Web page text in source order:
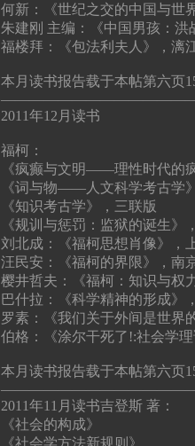
何新：《世纪之交的中国与世
朱建刚 主编：《中国男孩：
福楼拜：《包法利夫人》，漓
本月读书报告载于本帖第六页
2011年12月读书
福柯：
《疯癫与文明——理性时代的
《词与物——人文科学考古学
《知识考古学》，三联版
《规训与惩罚：监狱的诞生》
刘北成：《福柯思想肖像》，
汪民安：《福柯的界限》，南
樱井哲夫：《福柯：知识与权
巴什拉：《科学精神的形成》
罗素：《我们关于外间是世界
伯格：《涂尔干死了!:社会学
本月读书报告载于本帖第六页
2011年11月读书吉登斯 著：
《社会的构成》
《社会学方法新规则》